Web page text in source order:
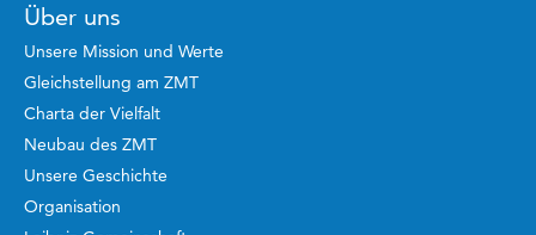
Über uns
Unsere Mission und Werte
Gleichstellung am ZMT
Charta der Vielfalt
Neubau des ZMT
Unsere Geschichte
Organisation